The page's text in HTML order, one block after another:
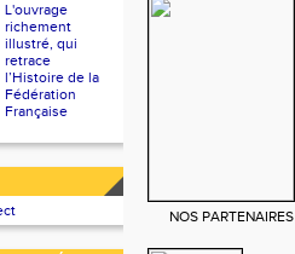
L'ouvrage
richement
illustré, qui
retrace
l’Histoire de la
Fédération
Française
NOS PARTENAIRES